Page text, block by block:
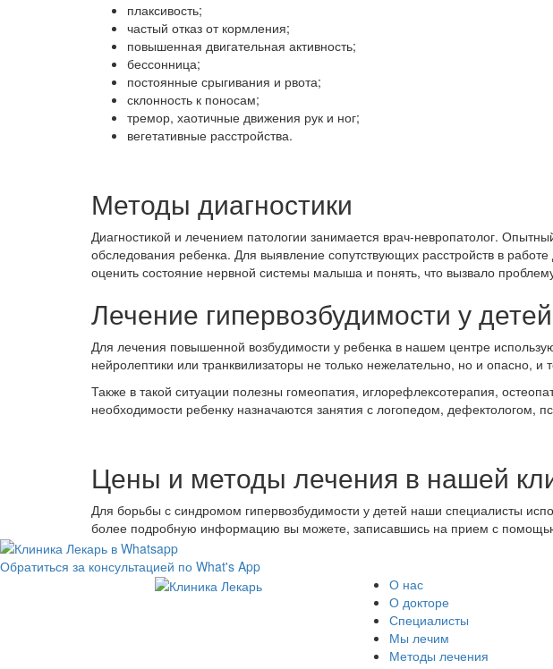
плаксивость;
частый отказ от кормления;
повышенная двигательная активность;
бессонница;
постоянные срыгивания и рвота;
склонность к поносам;
тремор, хаотичные движения рук и ног;
вегетативные расстройства.
Методы диагностики
Диагностикой и лечением патологии занимается врач-невропатолог.
обследования ребенка. Для выявление сопутствующих расстройств в
оценить состояние нервной системы малыша и понять, что вызвало
Лечение гипервозбудимости у детей
Для лечения повышенной возбудимости у ребенка в нашем центре
нейролептики или транквилизаторы не только нежелательно, но и опасно,
Также в такой ситуации полезны гомеопатия, иглорефлексотерапия,
необходимости ребенку назначаются занятия с логопедом, дефектологом,
Цены и методы лечения в нашей
Для борьбы с синдромом гипервозбудимости у детей наши специалисты
более подробную информацию вы можете, записавшись на прием с
Обратиться за консультацией по What's App
О нас
О докторе
Специалисты
Мы лечим
Методы лечения